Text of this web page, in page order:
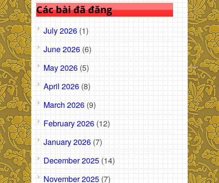
Các bài đã đăng
July 2026 (1)
June 2026 (6)
May 2026 (5)
April 2026 (8)
March 2026 (9)
February 2026 (12)
January 2026 (7)
December 2025 (14)
November 2025 (7)